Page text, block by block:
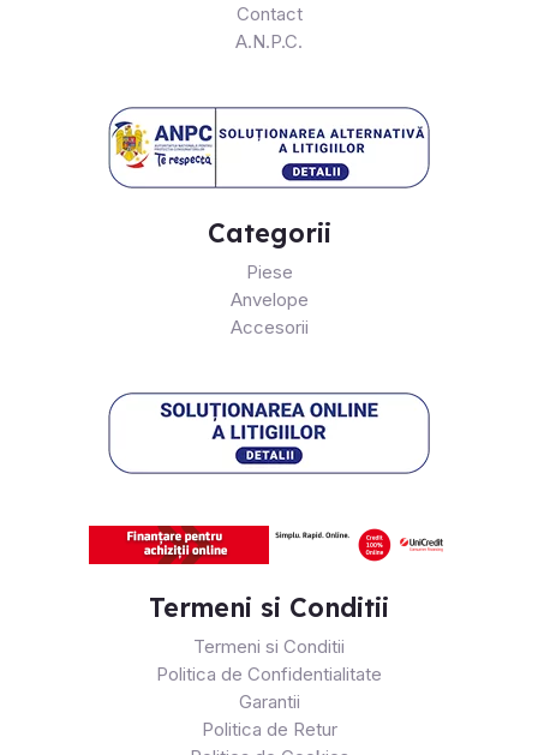
Contact
A.N.P.C.
Categorii
Piese
Anvelope
Accesorii
Termeni si Conditii
Termeni si Conditii
Politica de Confidentialitate
Garantii
Politica de Retur